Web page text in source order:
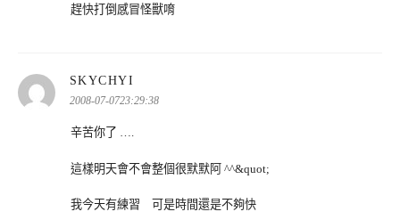
趕快打倒感冒怪獸唷
SKYCHYI
示:
2008-07-0723:29:38
辛苦你了 ….
這樣明天會不會整個很默默阿 ^^&quot;
我今天有練習 可是時間還是不夠快